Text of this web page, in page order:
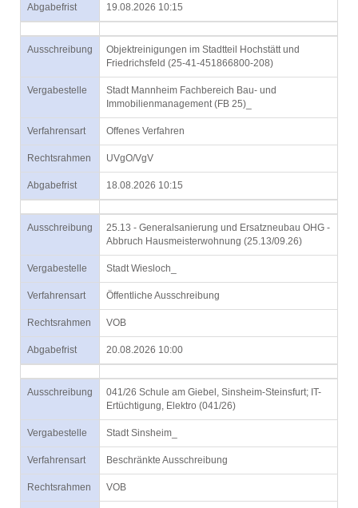
Abgabefrist 19.08.2026 10:15
Ausschreibung
Objektreinigungen im Stadtteil Hochstätt und
Friedrichsfeld (25-41-451866800-208)
Vergabestelle
Stadt Mannheim Fachbereich Bau- und
Immobilienmanagement (FB 25)_
Verfahrensart Offenes Verfahren
Rechtsrahmen UVgO/VgV
Abgabefrist 18.08.2026 10:15
Ausschreibung
25.13 - Generalsanierung und Ersatzneubau OHG -
Abbruch Hausmeisterwohnung (25.13/09.26)
Vergabestelle Stadt Wiesloch_
Verfahrensart Öffentliche Ausschreibung
Rechtsrahmen VOB
Abgabefrist 20.08.2026 10:00
Ausschreibung
041/26 Schule am Giebel, Sinsheim-Steinsfurt; IT-
Ertüchtigung, Elektro (041/26)
Vergabestelle Stadt Sinsheim_
Verfahrensart Beschränkte Ausschreibung
Rechtsrahmen VOB